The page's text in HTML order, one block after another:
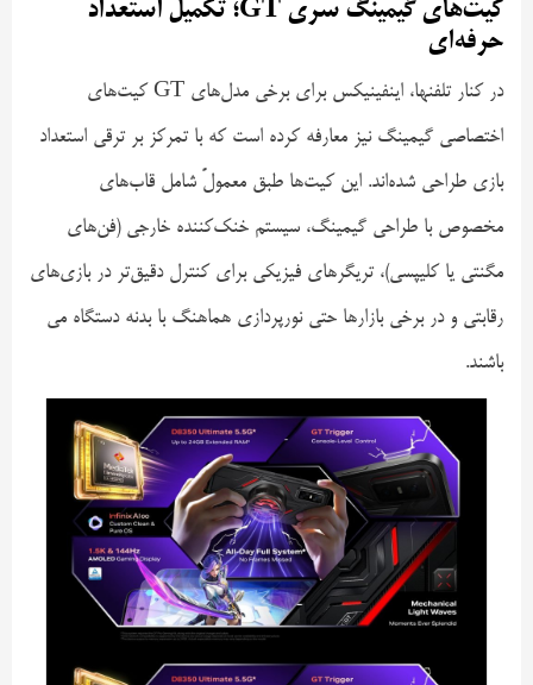
کیت‌های گیمینگ سری GT؛ تکمیل استعداد
حرفه‌ای
در کنار تلفنها، اینفینیکس برای برخی مدل‌های GT کیت‌های
اختصاصی گیمینگ نیز معارفه کرده است که با تمرکز بر ترقی استعداد
بازی طراحی شده‌اند. این کیت‌ها طبق معمولً شامل قاب‌های
مخصوص با طراحی گیمینگ، سیستم خنک‌کننده خارجی (فن‌های
مگنتی یا کلیپسی)، تریگرهای فیزیکی برای کنترل دقیق‌تر در بازی‌های
رقابتی و در برخی بازارها حتی نورپردازی هماهنگ با بدنه دستگاه می
باشند.